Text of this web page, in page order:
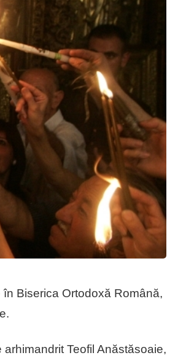
Biserica Ortodoxă Română,
arhimandrit Teofil Anăstăsoaie,